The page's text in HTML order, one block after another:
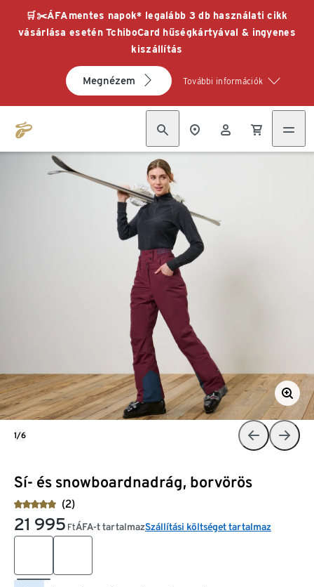
🛒✂️ÁFAmentes napok* legalább 3 db használati cikk
vásárlása esetén TchiboCard hűségkártyával & ingyenes
kiszállítás
Megnézem További információk
Sí- és snowboardnadrág, borvörös
(2)
21 995 FtÁFA-t tartalmazSzállítási költséget tartalmaz
1/6